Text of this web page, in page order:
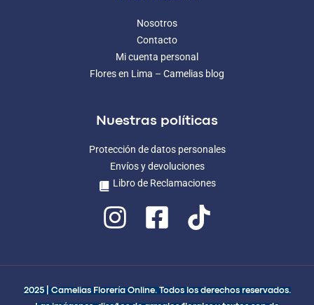
Nosotros
Contacto
Mi cuenta personal
Flores en Lima – Camelias blog
Nuestras políticas
Protección de datos personales
Envíos y devoluciones
Libro de Reclamaciones
2025 | Camelias Florería Online. Todos los derechos reservados.